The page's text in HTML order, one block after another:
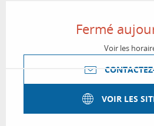
Fermé
Voir les
VOIR LES